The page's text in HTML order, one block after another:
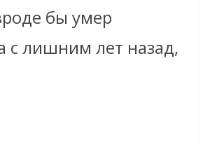
бы умер
с лишним лет назад,